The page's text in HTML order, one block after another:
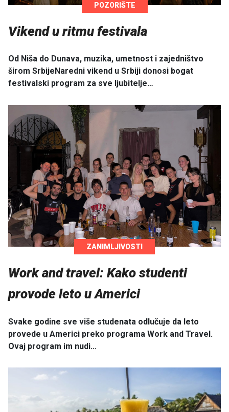
POZORIŠTE
Vikend u ritmu festivala
Od Niša do Dunava, muzika, umetnost i zajedništvo
širom SrbijeNaredni vikend u Srbiji donosi bogat
festivalski program za sve ljubitelje…
ZANIMLJIVOSTI
Work and travel: Kako studenti
provode leto u Americi
Svake godine sve više studenata odlučuje da leto
provede u Americi preko programa Work and Travel.
Ovaj program im nudi…